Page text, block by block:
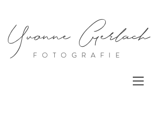
Yvonne Gerlach
FOTOGRAFIE